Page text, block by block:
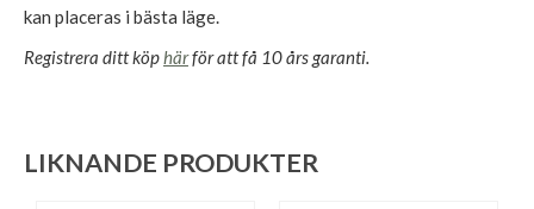
kan placeras i bästa läge.
Registrera ditt köphärför att få 10 års garanti.
LIKNANDE PRODUKTER